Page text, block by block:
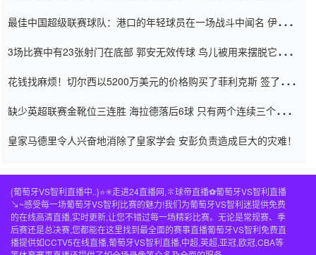
最佳中国超级联赛球队：港口的年轻球员在一场战斗中闻名 伊万放
3场比赛中有23张射门在底部 郭安无效传球 鸟儿被用来摆脱它
花钱找麻烦！切尔西以5200万美元的价格购买了菲利克斯 签了7年
缺少英超联赛金靴位三连胜 海拉德落后6球 只有两个连续三个连续
皇家马德里令人兴奋地消除了皇家学会 安彭负责造成巨大的灾难！
{葡萄牙VS智利直播中..}⭐️✳️走进24直播网,✽球帝直播⚽️葡萄牙VS智利直播
↘~感受每一场葡萄牙VS智利比赛的魅力!我们为葡萄牙VS智利迷提供免费
的在线高清直播,实时更新,让您不错过每一场精彩比赛。无论是常规赛、季
后赛还是总决赛,您都能在这里找到最全面的赛事直播葡萄牙VS智利免费直
播提供如CCTV5在线直播,葡萄牙VS智利直播,中超,英超,亚冠,欧冠,CBA等